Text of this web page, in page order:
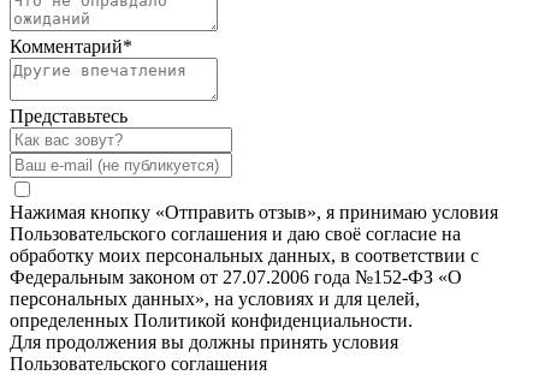
Комментарий*
Представьтесь
Нажимая кнопку «Отправить отзыв», я принимаю условия
Пользовательского соглашения и даю своё согласие на
обработку моих персональных данных, в соответствии с
Федеральным законом от 27.07.2006 года №152-ФЗ «О
персональных данных», на условиях и для целей,
определенных Политикой конфиденциальности.
Для продолжения вы должны принять условия
Пользовательского соглашения